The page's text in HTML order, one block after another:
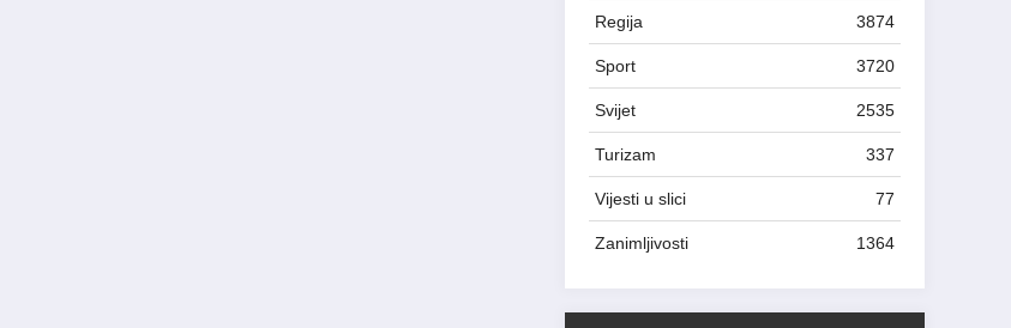
Regija 3874
Sport 3720
Svijet 2535
Turizam 337
Vijesti u slici 77
Zanimljivosti 1364